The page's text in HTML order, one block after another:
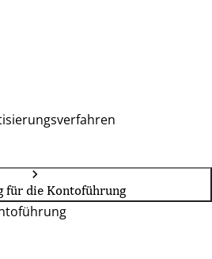
für die Kontoführung